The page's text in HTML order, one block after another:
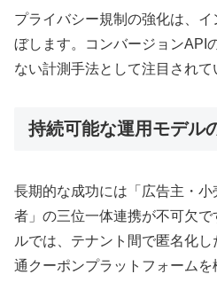
プライバシー規制の強化は、
ぼします。コンバージョンAPI
ない計測手法として注目されて
持続可能な運用モデル
長期的な成功には「広告主・
者」の三位一体連携が不可欠
ルでは、テナント間で匿名化
通クーポンプラットフォーム